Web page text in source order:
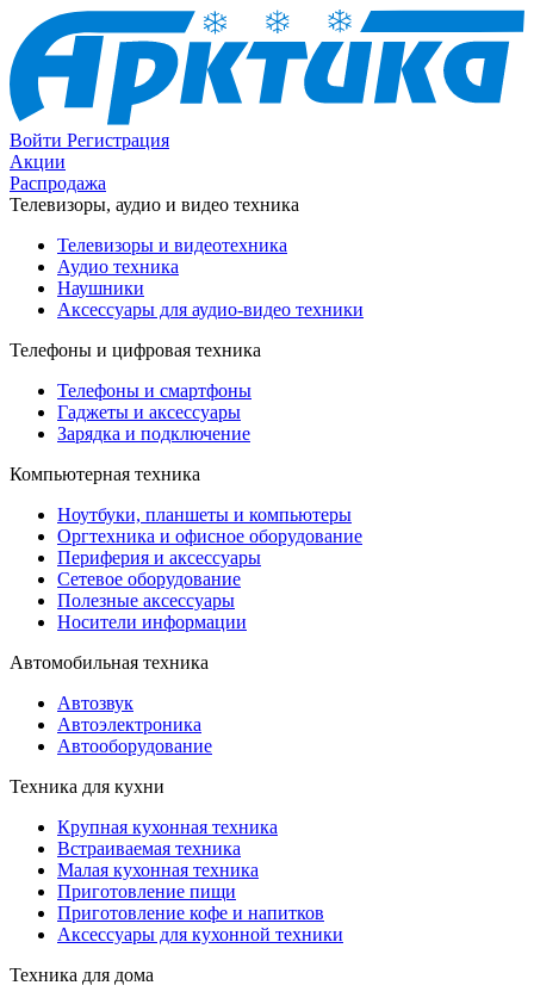
Войти Регистрация
Акции
Распродажа
Телевизоры, аудио и видео техника
Телевизоры и видеотехника
Аудио техника
Наушники
Аксессуары для аудио-видео техники
Телефоны и цифровая техника
Телефоны и смартфоны
Гаджеты и аксессуары
Зарядка и подключение
Компьютерная техника
Ноутбуки, планшеты и компьютеры
Оргтехника и офисное оборудование
Периферия и аксессуары
Cетевое оборудование
Полезные аксессуары
Носители информации
Автомобильная техника
Автозвук
Автоэлектроника
Автооборудование
Техника для кухни
Крупная кухонная техника
Встраиваемая техника
Малая кухонная техника
Приготовление пищи
Приготовление кофе и напитков
Аксессуары для кухонной техники
Техника для дома